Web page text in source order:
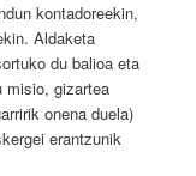
kontadoreekin,
Aldaketa
du balioa eta
misio, gizartea
onena duela)
erantzunik